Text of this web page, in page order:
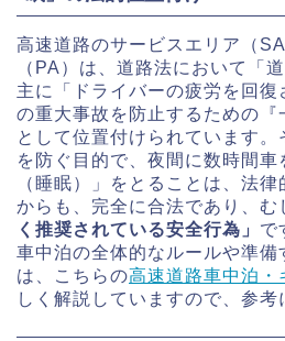
高速道路のサービスエリア（
（PA）は、道路法において「
主に「ドライバーの疲労を回
の重大事故を防止するための『
として位置付けられています
を防ぐ目的で、夜間に数時間
（睡眠）」をとることは、法
からも、完全に合法であり、む
く推奨されている安全行為」 で
車中泊の全体的なルールや準備
は、こちらの高速道路車中泊・
しく解説していますので、参考